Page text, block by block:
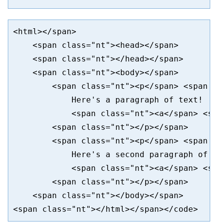
<html></span>
    <span class="nt"><head></span>
    <span class="nt"></head></span>
    <span class="nt"><body></span>
<span class="nt"><p</span> <span
            Here's a paragraph of text!
<span class="nt"><a</span>
        <span class="nt"></p></span>
<span class="nt"><p</span> <span
Here's a second paragraph of
<span class="nt"><a</span>
        <span class="nt"></p></span>
    <span class="nt"></body></span>